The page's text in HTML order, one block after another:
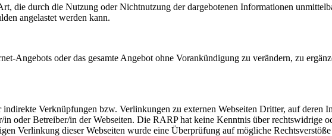
die durch die Nutzung oder Nichtnutzung der dargebotenen Informationen
angelastet werden kann.
Angebots oder das gesamte Angebot ohne Vorankündigung zu verändern, zu
Verknüpfungen bzw. Verlinkungen zu externen Webseiten Dritter, auf
oder Betreiber/in der Webseiten. Die RARP hat keine Kenntnis über rechtswidrige
Verlinkung dieser Webseiten wurde eine Überprüfung auf mögliche